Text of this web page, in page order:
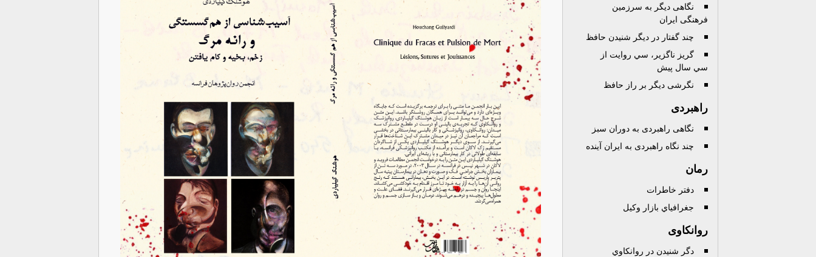
نگاهی دیگر به سرزمین
فرهنگی ایران
چند گفتار در ديگر شنيدن حافظ
گريز ناگزير، سي روايت از
سي سال پيش
نگرشی دیگر بر راز حافظ
راهبردی
نگاهی راهبردی به دوران سبز
چند نگاه راهبردی به ایران آینده
رمان
دفتر خاطرات
جغرافياي بازار وکيل
روانکاوی
دگر شنيدن در روانكاوي